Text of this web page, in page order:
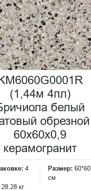
KM6060G0001R
(1,44м 4пл)
белый
обрезной
60x60x0,9
керамогранит
4
Размер: 60*60
см
28.28 кг